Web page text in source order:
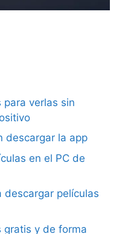
para verlas sin
descargar la app
en el PC de
descargar películas
gratis y de forma